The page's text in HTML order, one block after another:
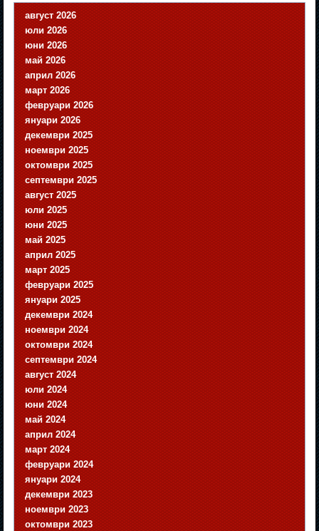
август 2026
юли 2026
юни 2026
май 2026
април 2026
март 2026
февруари 2026
януари 2026
декември 2025
ноември 2025
октомври 2025
септември 2025
август 2025
юли 2025
юни 2025
май 2025
април 2025
март 2025
февруари 2025
януари 2025
декември 2024
ноември 2024
октомври 2024
септември 2024
август 2024
юли 2024
юни 2024
май 2024
април 2024
март 2024
февруари 2024
януари 2024
декември 2023
ноември 2023
октомври 2023